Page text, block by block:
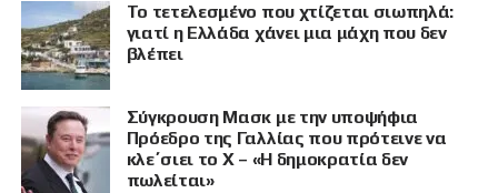
Το τετελεσμένο που χτίζεται σιωπηλά:
γιατί η Ελλάδα χάνει μια μάχη που δεν
βλέπει
Σύγκρουση Μασκ με την υποψήφια
Πρόεδρο της Γαλλίας που πρότεινε να
κλε΄σιει το X – «Η δημοκρατία δεν
πωλείται»